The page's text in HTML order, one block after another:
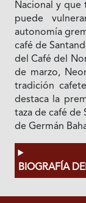
Nacional y
puede
autonomía
café de
del Café del
de marzo,
tradición
destaca la
taza de café de
de Germán
BIOGRAFÍA